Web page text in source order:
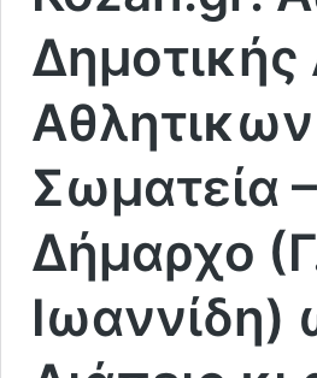
Σωματεία
Δήμαρχο
Ιωαννίδη)